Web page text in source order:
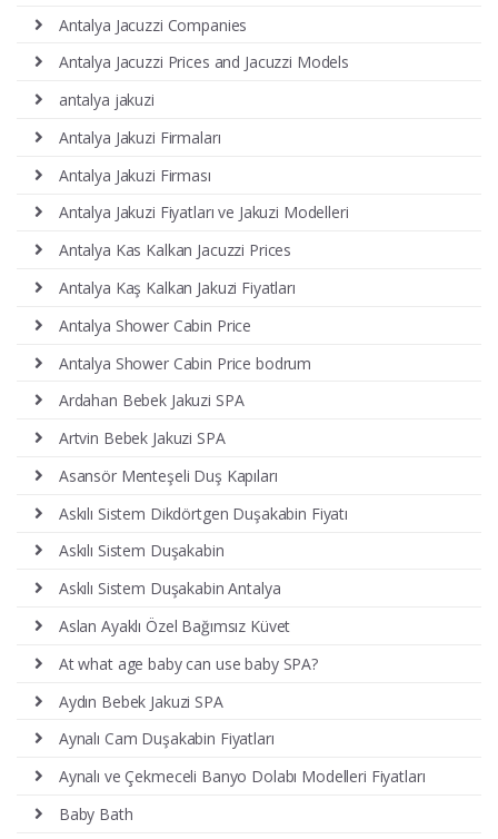
Antalya Jacuzzi Companies
Antalya Jacuzzi Prices and Jacuzzi Models
antalya jakuzi
Antalya Jakuzi Firmaları
Antalya Jakuzi Firması
Antalya Jakuzi Fiyatları ve Jakuzi Modelleri
Antalya Kas Kalkan Jacuzzi Prices
Antalya Kaş Kalkan Jakuzi Fiyatları
Antalya Shower Cabin Price
Antalya Shower Cabin Price bodrum
Ardahan Bebek Jakuzi SPA
Artvin Bebek Jakuzi SPA
Asansör Menteşeli Duş Kapıları
Askılı Sistem Dikdörtgen Duşakabin Fiyatı
Askılı Sistem Duşakabin
Askılı Sistem Duşakabin Antalya
Aslan Ayaklı Özel Bağımsız Küvet
At what age baby can use baby SPA?
Aydın Bebek Jakuzi SPA
Aynalı Cam Duşakabin Fiyatları
Aynalı ve Çekmeceli Banyo Dolabı Modelleri Fiyatları
Baby Bath